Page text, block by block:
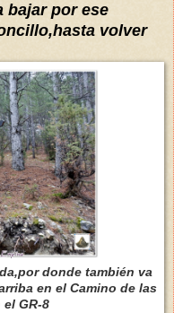
bajar por ese
volver
donde también va
en el Camino de las
el GR-8